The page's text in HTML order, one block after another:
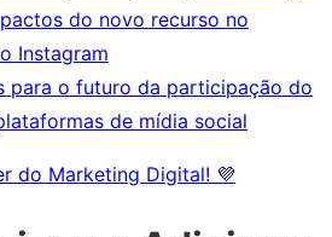
do novo recurso no
Instagram
para o futuro da participação do
de mídia social
do Marketing Digital! 💜